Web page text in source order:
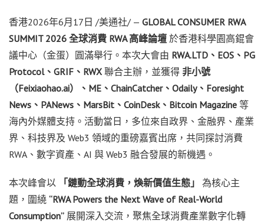
香港2026年6月17日 /美通社/ — GLOBAL CONSUMER RWA
SUMMIT 2026 全球消費 RWA高峰論壇 於香港科學園高錕會
議中心（金蛋）圓滿舉行。本次大會由 RWA.LTD 、 EOS 、 PG
Protocol、 GRIF 、 RWX 聯合主辦，並獲得 非小號
（Feixiaohao.ai）、 ME 、 ChainCatcher、 Odaily、 Foresight
News 、 PANews 、 MarsBit 、 CoinDesk、 Bitcoin Magazine 等
海內外媒體支持。活動當日，多位來自政界、金融界、產業
界、科技界及 Web3 領域的重磅嘉賓出席，共同探討消費
RWA、數字資產、AI 與 Web3 融合發展的新機遇。
本次峰會以 「鏈動全球消費，煥新價值生態」
為核心主
題，圍繞 “RWA Powers the Next Wave of Real-World
Consumption” 展開深入交流，聚焦全球消費產業數字化轉